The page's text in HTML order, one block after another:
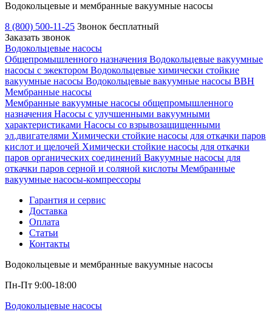
Водокольцевые и мембранные вакуумные насосы
8 (800) 500-11-25 Звонок бесплатный
Заказать звонок
Водокольцевые насосы
Общепромышленного назначения Водокольцевые вакуумные
насосы с эжектором Водокольцевые химически стойкие
вакуумные насосы Водокольцевые вакуумные насосы ВВН
Мембранные насосы
Мембранные вакуумные насосы общепромышленного
назначения Насосы с улучшенными вакуумными
характеристиками Насосы со взрывозащищенными
эл.двигателями Химически стойкие насосы для откачки паров
кислот и щелочей Химически стойкие насосы для откачки
паров органических соединений Вакуумные насосы для
откачки паров серной и соляной кислоты Мембранные
вакуумные насосы-компрессоры
Гарантия и сервис
Доставка
Оплата
Статьи
Контакты
Водокольцевые и мембранные вакуумные насосы
Пн-Пт 9:00-18:00
Водокольцевые насосы